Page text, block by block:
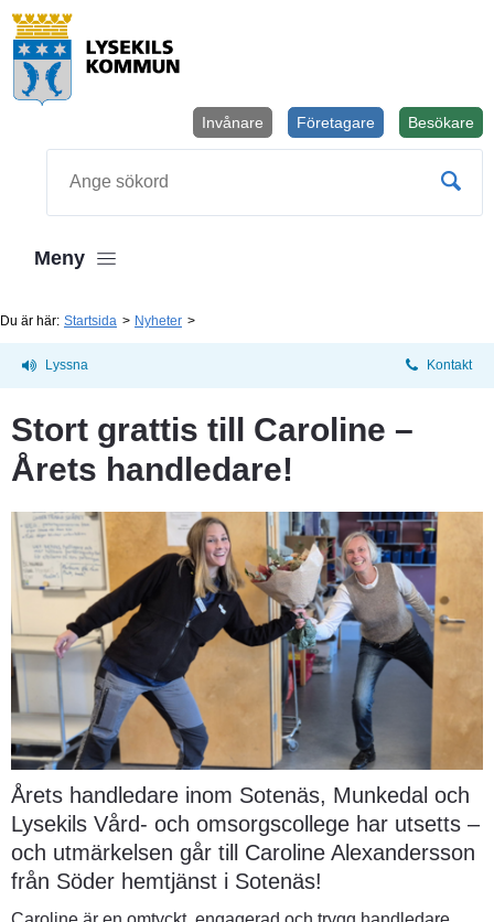
Besökare
Företagare
Invånare
Meny
Du är här: Startsida Nyheter
Lyssna Kontakt
Stort grattis till Caroline –
Årets handledare!
Årets handledare inom Sotenäs, Munkedal och
Lysekils Vård- och omsorgscollege har utsetts –
och utmärkelsen går till Caroline Alexandersson
från Söder hemtjänst i Sotenäs!